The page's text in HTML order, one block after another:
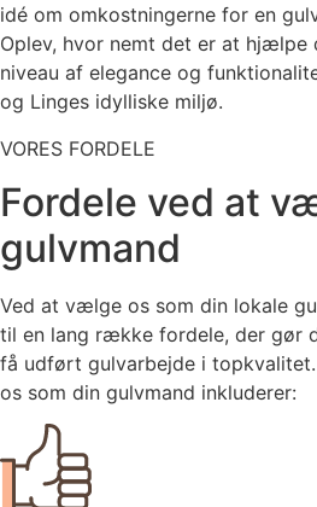
idé om omkostningerne for en
Oplev, hvor nemt det er at hjælpe
niveau af elegance og
og Linges idylliske miljø.
VORES FORDELE
Fordele ved at
gulvmand
Ved at vælge os som din lokale
til en lang række fordele, der gør
få udført gulvarbejde i
os som din gulvmand inkluderer: